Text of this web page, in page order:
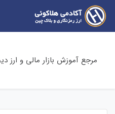
مرجع آموزش بازار مالی و ارز